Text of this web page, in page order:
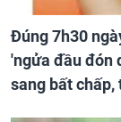
Đúng 7h30
'ngửa đầu đón
sang bất